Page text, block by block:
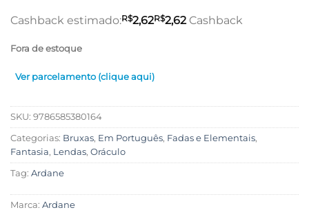
Cashback estimado:R$2,62R$2,62Cashback
Fora de estoque
Ver parcelamento (clique aqui)
SKU: 9786585380164
Categorias: Bruxas, Em Português, Fadas e Elementais,
Fantasia, Lendas, Oráculo
Tag: Ardane
Marca: Ardane